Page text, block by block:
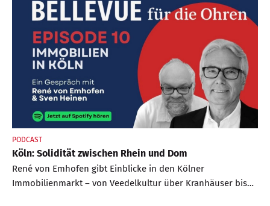
PODCAST
Köln: Solidität zwischen Rhein und Dom
René von Emhofen gibt Einblicke in den Kölner
Immobilienmarkt – von Veedelkultur über Kranhäuser bis